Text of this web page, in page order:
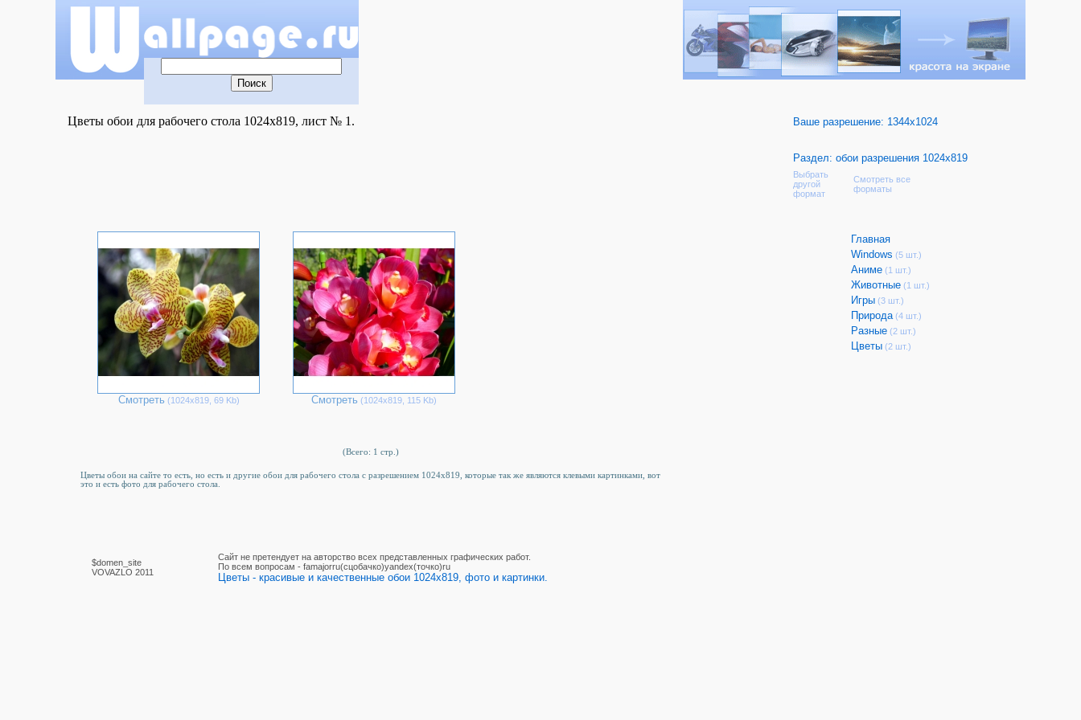
Цветы обои для рабочего стола 1024x819, лист № 1. Ваше разрешение: 1344x1024
Раздел: обои разрешения 1024x819
Выбрать
другой
формат
Смотреть все
форматы
Смотреть (1024х819, 69 Kb) Смотреть (1024х819, 115 Kb)
(Всего: 1 стр.)
Цветы обои на сайте то есть, но есть и другие обои для рабочего стола c разрешением 1024x819, которые так же являются клевыми картинками, вот
это и есть фото для рабочего стола.
Главная
Windows (5 шт.)
Аниме (1 шт.)
Животные (1 шт.)
Игры (3 шт.)
Природа (4 шт.)
Разные (2 шт.)
Цветы (2 шт.)
$domen_site
VOVAZLO 2011
Сайт не претендует на авторство всех представленных графических работ.
По вcем вопросам - famajorru(сцобачко)yandex(точко)ru
Цветы - красивые и качественные обои 1024x819, фото и картинки.